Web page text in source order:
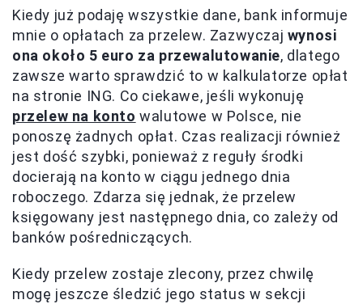
Kiedy już podaję wszystkie dane, bank informuje
mnie o opłatach za przelew. Zazwyczaj wynosi
ona około 5 euro za przewalutowanie, dlatego
zawsze warto sprawdzić to w kalkulatorze opłat
na stronie ING. Co ciekawe, jeśli wykonuję
przelew na konto walutowe w Polsce, nie
ponoszę żadnych opłat. Czas realizacji również
jest dość szybki, ponieważ z reguły środki
docierają na konto w ciągu jednego dnia
roboczego. Zdarza się jednak, że przelew
księgowany jest następnego dnia, co zależy od
banków pośredniczących.
Kiedy przelew zostaje zlecony, przez chwilę
mogę jeszcze śledzić jego status w sekcji